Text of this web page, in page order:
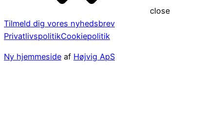
close
Tilmeld dig vores nyhedsbrev
PrivatlivspolitikCookiepolitik
Ny hjemmeside af Højvig ApS